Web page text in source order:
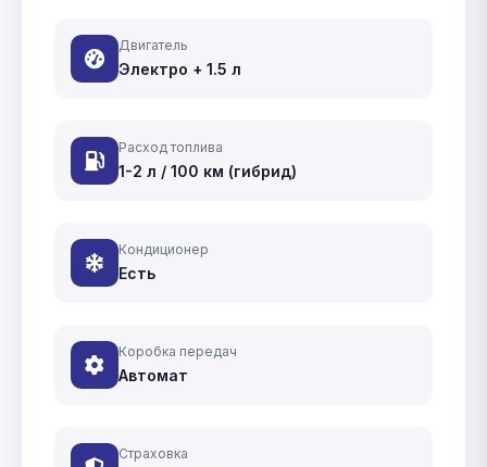
Двигатель
Электро + 1.5 л
Расход топлива
1-2 л / 100 км (гибрид)
Кондиционер
Есть
Коробка передач
Автомат
Страховка